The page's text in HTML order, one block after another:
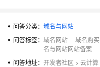
问答分类： 域名与网站
问答标签： 域名网站 域名购买
名与网站网站备案
问答地址： 开发者社区 > 云计算